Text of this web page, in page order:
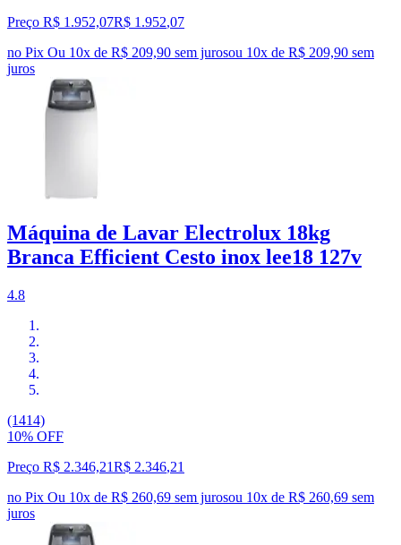
Preço R$ 1.952,07R$ 1.952,07
no Pix Ou 10x de R$ 209,90 sem jurosou 10x de R$ 209,90 sem
juros
Máquina de Lavar Electrolux 18kg
Branca Efficient Cesto inox lee18 127v
4.8
(1414)
10% OFF
Preço R$ 2.346,21R$ 2.346,21
no Pix Ou 10x de R$ 260,69 sem jurosou 10x de R$ 260,69 sem
juros